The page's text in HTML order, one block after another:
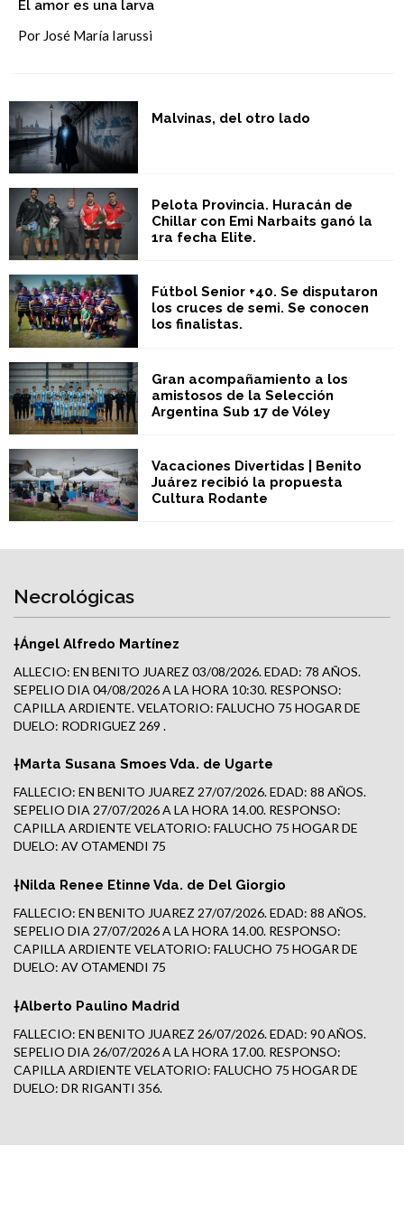
El amor es una larva
Por José María Iarussi
Malvinas, del otro lado
Pelota Provincia. Huracán de
Chillar con Emi Narbaits ganó la
1ra fecha Elite.
Fútbol Senior +40. Se disputaron
los cruces de semi. Se conocen
los finalistas.
Gran acompañamiento a los
amistosos de la Selección
Argentina Sub 17 de Vóley
Vacaciones Divertidas | Benito
Juárez recibió la propuesta
Cultura Rodante
Necrológicas
†Ángel Alfredo Martínez
ALLECIO: EN BENITO JUAREZ 03/08/2026. EDAD: 78 AÑOS.
SEPELIO DIA 04/08/2026 A LA HORA 10:30. RESPONSO:
CAPILLA ARDIENTE. VELATORIO: FALUCHO 75 HOGAR DE
DUELO: RODRIGUEZ 269 .
†Marta Susana Smoes Vda. de Ugarte
FALLECIO: EN BENITO JUAREZ 27/07/2026. EDAD: 88 AÑOS.
SEPELIO DIA 27/07/2026 A LA HORA 14.00. RESPONSO:
CAPILLA ARDIENTE VELATORIO: FALUCHO 75 HOGAR DE
DUELO: AV OTAMENDI 75
†Nilda Renee Etinne Vda. de Del Giorgio
FALLECIO: EN BENITO JUAREZ 27/07/2026. EDAD: 88 AÑOS.
SEPELIO DIA 27/07/2026 A LA HORA 14.00. RESPONSO:
CAPILLA ARDIENTE VELATORIO: FALUCHO 75 HOGAR DE
DUELO: AV OTAMENDI 75
†Alberto Paulino Madrid
FALLECIO: EN BENITO JUAREZ 26/07/2026. EDAD: 90 AÑOS.
SEPELIO DIA 26/07/2026 A LA HORA 17.00. RESPONSO:
CAPILLA ARDIENTE VELATORIO: FALUCHO 75 HOGAR DE
DUELO: DR RIGANTI 356.